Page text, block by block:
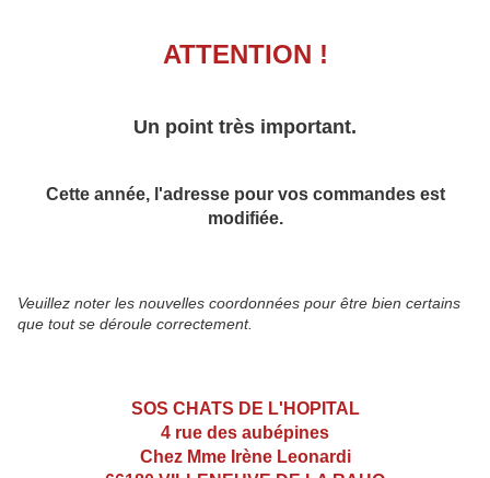
ATTENTION !
Un point très important.
Cette année, l'adresse pour vos commandes est
modifiée.
Veuillez noter les nouvelles coordonnées pour être bien certains
que tout se déroule correctement.
SOS CHATS DE L'HOPITAL
4 rue des aubépines
Chez Mme Irène Leonardi